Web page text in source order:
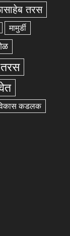
तरस
मामुर्डी
कडलक